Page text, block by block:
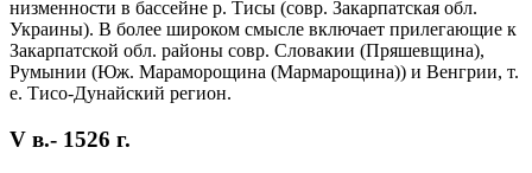
низменности в бассейне р. Тисы (совр. Закарпатская обл.
Украины). В более широком смысле включает прилегающие к
Закарпатской обл. районы совр. Словакии (Пряшевщина),
Румынии (Юж. Мараморощина (Мармарощина)) и Венгрии, т.
е. Тисо-Дунайский регион.
V в.- 1526 г.